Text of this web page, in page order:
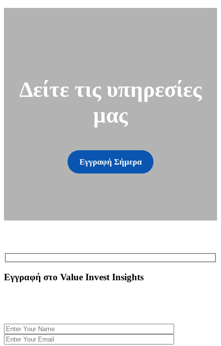
Δείτε τις υπηρεσίες
μας
Εγγραφή Σήμερα
Εγγραφή στο Value Invest Insights